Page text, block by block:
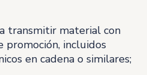
transmitir material con
promoción, incluidos
en cadena o similares;